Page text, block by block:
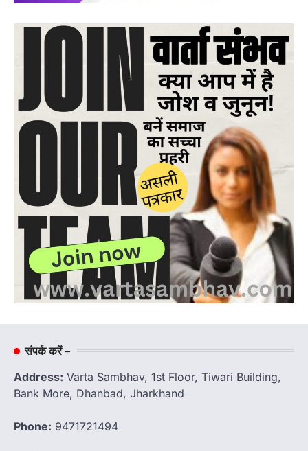
संपर्क करें –
Address: Varta Sambhav, 1st Floor, Tiwari Building,
Bank More, Dhanbad, Jharkhand
Phone: 9471721494